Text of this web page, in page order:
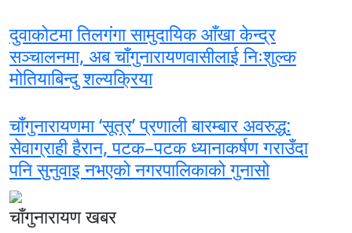
दुवाकोटमा तिलगंगा सामुदायिक आँखा केन्द्र
सञ्चालनमा, अब चाँगुनारायणवासीलाई निःशुल्क
मोतियाबिन्दु शल्यक्रिया
चाँगुनारायणमा ‘सूत्र’ प्रणाली बारम्बार अवरुद्ध:
सेवाग्राही हैरान, पटक–पटक ध्यानाकर्षण गराउँदा
पनि सुनुवाइ नभएको नगरपालिकाको गुनासो
चाँगुनारायण खबर